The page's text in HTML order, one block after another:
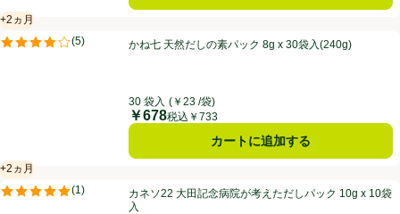
かね七 天然だしの素パック 8g x 30袋入(240g)
+2ヵ月
賞味・消費期限保証：2ヵ月
(5)
評価は5件のレビューで5点中4.0点。かね七 天然だしの素パック 8g x 30袋入(240g)
30 袋入 (￥23 /袋)
価格
￥678税込￥733
カートに追加する
カネソ22 大田記念病院が考えただしパック 10g x 10袋入
+2ヵ月
賞味・消費期限保証：2ヵ月
(1)
評価は1件のレビューで5点中5.0点。カネソ22 大田記念病院が考えただしパック 10g x 10袋
入